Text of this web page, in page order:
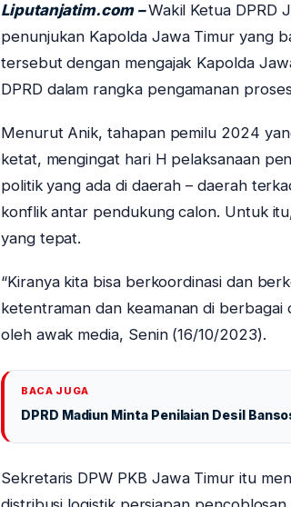
Liputanjatim.com –Wakil Ketua DPRD
penunjukan Kapolda Jawa Timur yang
tersebut dengan mengajak Kapolda
DPRD dalam rangka pengamanan
Menurut Anik, tahapan pemilu 2024
ketat, mengingat hari H pelaksanaan
politik yang ada di daerah – daerah
konflik antar pendukung calon. Untuk
yang tepat.
“Kiranya kita bisa berkoordinasi dan
ketentraman dan keamanan di berbagai
oleh awak media, Senin (16/10/2023).
BACA JUGA
DPRD Madiun Minta Penilaian Desil
Sekretaris DPW PKB Jawa Timur itu